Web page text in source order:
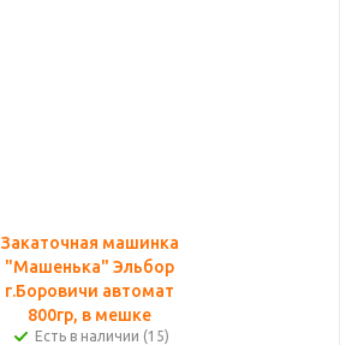
Закаточная машинка
"Машенька" Эльбор
г.Боровичи автомат
800гр, в мешке
Есть в наличии (15)